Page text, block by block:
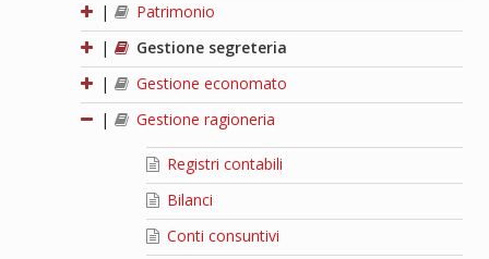
|
Patrimonio
|
Gestione segreteria
|
Gestione economato
|
Gestione ragioneria
Registri contabili
Bilanci
Conti consuntivi